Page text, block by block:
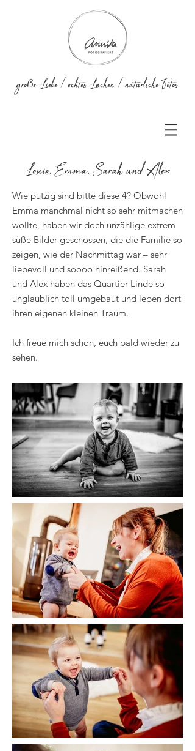
große Liebe / echtes Lachen / natürliche Fotos
Louis, Emma, Sarah und Alex
Wie putzig sind bitte diese 4? Obwohl
Emma manchmal nicht so sehr mitmachen
wollte, haben wir doch unzählige extrem
süße Bilder geschossen, die die Familie so
zeigen, wie der Nachmittag war – sehr
liebevoll und soooo hinreißend. Sarah
und Alex haben das Quartier Linde so
unglaublich toll umgebaut und leben dort
ihren eigenen kleinen Traum.
Ich freue mich schon, euch bald wieder zu
sehen.